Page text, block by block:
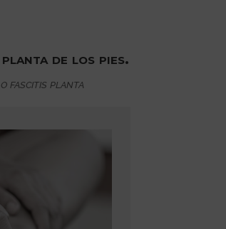
de los pies.
fascitis planta